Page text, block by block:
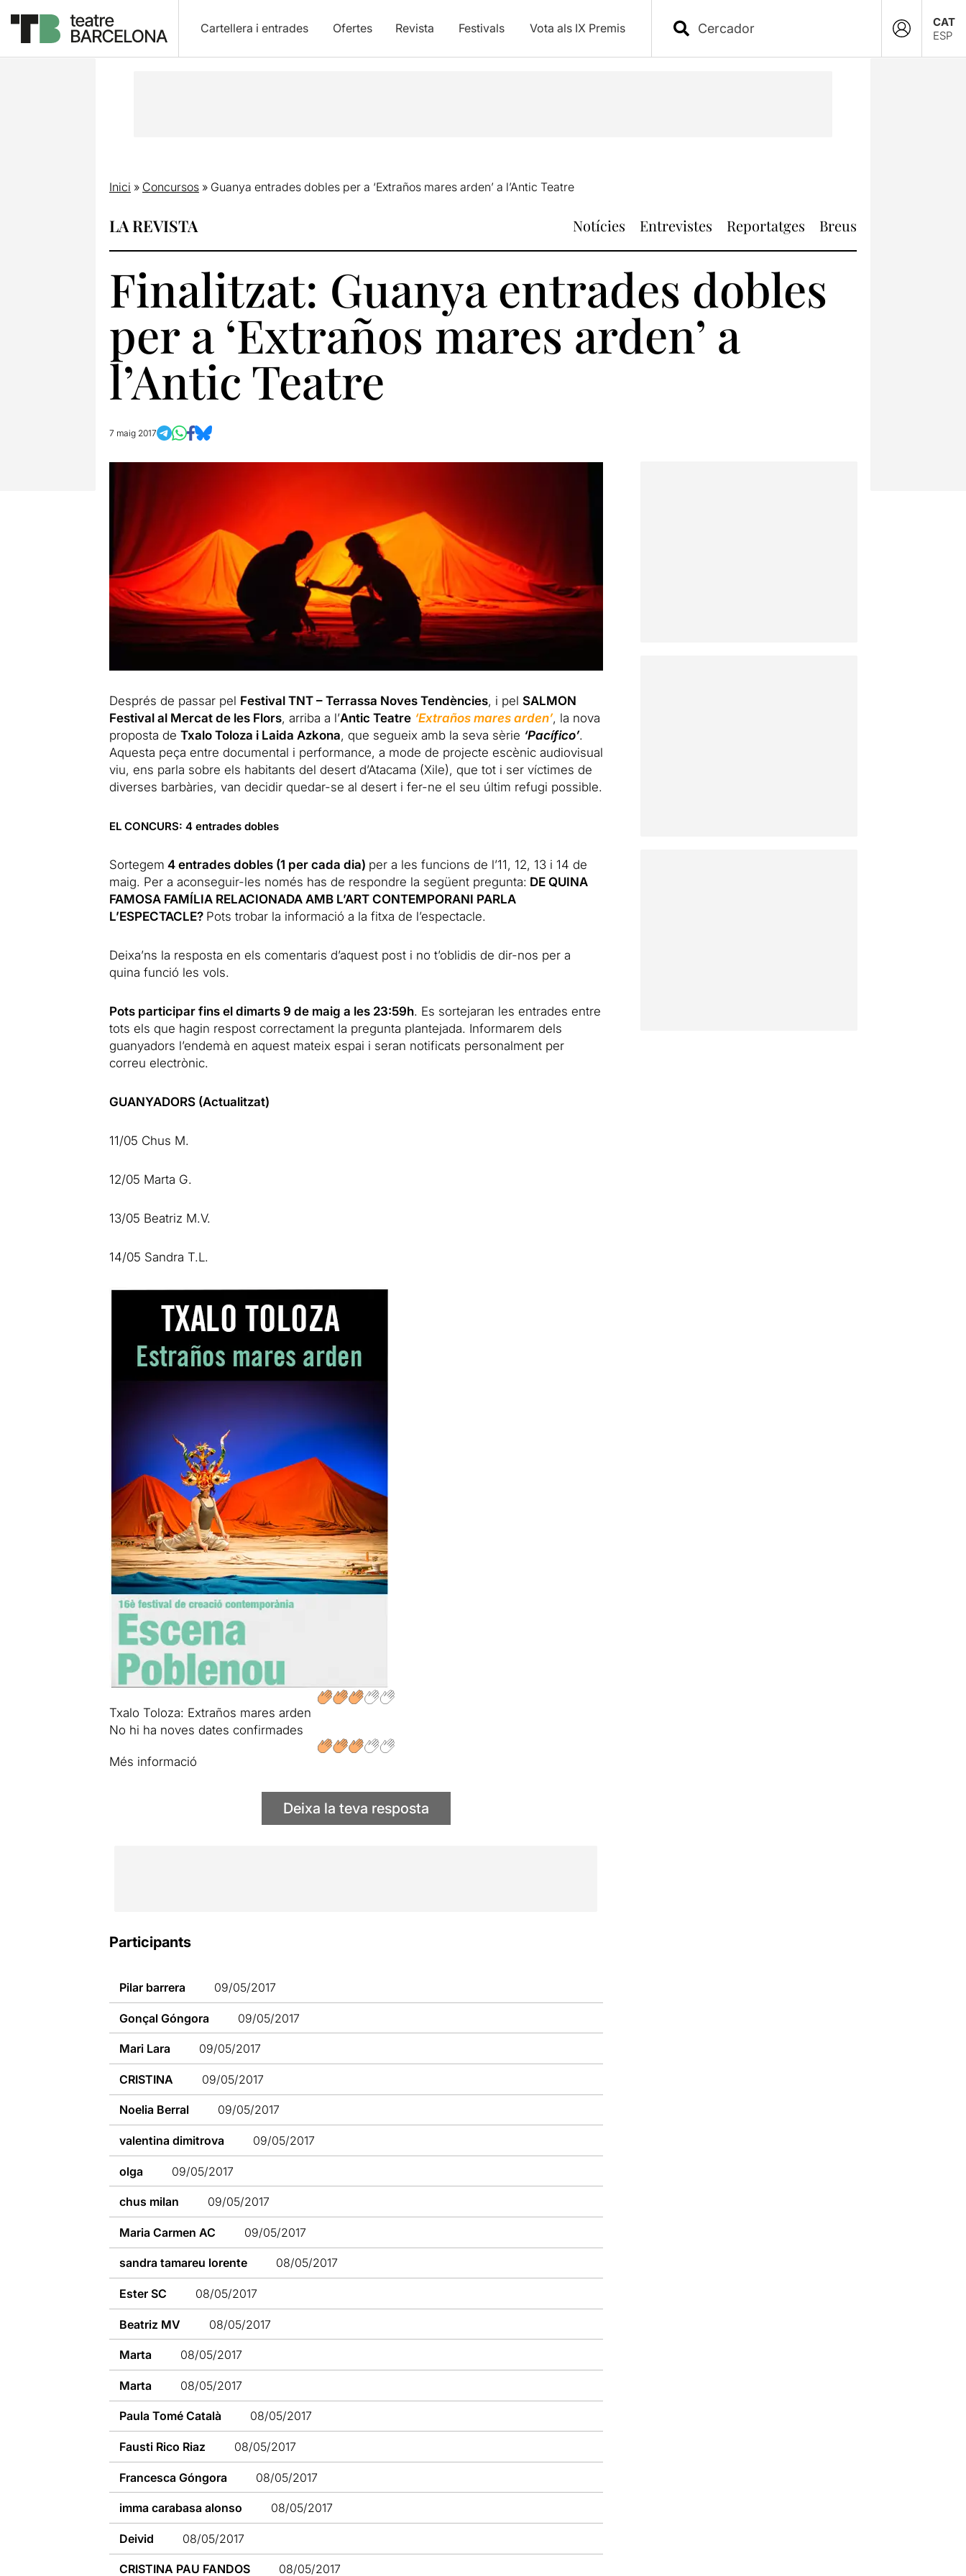
Cartellera i entrades Ofertes Revista Festivals Vota als IX Premis
CAT
ESP
Inici » Concursos» Guanya entrades dobles per a ‘Extraños mares arden’ a l’Antic Teatre
LA REVISTA Notícies Entrevistes Reportatges Breus
Finalitzat: Guanya entrades dobles
per a ‘Extraños mares arden’ a
l’Antic Teatre
7 maig 2017
Després de passar pel Festival TNT – Terrassa Noves Tendències, i pel SALMON
Festival al Mercat de les Flors, arriba a l’Antic Teatre ‘Extraños mares arden’, la nova
proposta de Txalo Toloza i Laida Azkona, que segueix amb la seva sèrie ‘Pacífico’.
Aquesta peça entre documental i performance, a mode de projecte escènic audiovisual
viu, ens parla sobre els habitants del desert d’Atacama (Xile), que tot i ser víctimes de
diverses barbàries, van decidir quedar-se al desert i fer-ne el seu últim refugi possible.
EL CONCURS: 4 entrades dobles
Sortegem 4 entrades dobles (1 per cada dia) per a les funcions de l’11, 12, 13 i 14 de
maig. Per a aconseguir-les només has de respondre la següent pregunta: DE QUINA
FAMOSA FAMÍLIA RELACIONADA AMB L’ART CONTEMPORANI PARLA
L’ESPECTACLE? Pots trobar la informació a la fitxa de l’espectacle.
Deixa’ns la resposta en els comentaris d’aquest post i no t’oblidis de dir-nos per a
quina funció les vols.
Pots participar fins el dimarts 9 de maig a les 23:59h. Es sortejaran les entrades entre
tots els que hagin respost correctament la pregunta plantejada. Informarem dels
guanyadors l’endemà en aquest mateix espai i seran notificats personalment per
correu electrònic.
GUANYADORS (Actualitzat)
11/05 Chus M.
12/05 Marta G.
13/05 Beatriz M.V.
14/05 Sandra T.L.
Txalo Toloza: Extraños mares arden
No hi ha noves dates confirmades
Més informació
Deixa la teva resposta
Participants
Pilar barrera 09/05/2017
Gonçal Góngora 09/05/2017
Mari Lara 09/05/2017
CRISTINA 09/05/2017
Noelia Berral 09/05/2017
valentina dimitrova 09/05/2017
olga 09/05/2017
chus milan 09/05/2017
Maria Carmen AC 09/05/2017
sandra tamareu lorente 08/05/2017
Ester SC 08/05/2017
Beatriz MV 08/05/2017
Marta 08/05/2017
Marta 08/05/2017
Paula Tomé Català 08/05/2017
Fausti Rico Riaz 08/05/2017
Francesca Góngora 08/05/2017
imma carabasa alonso 08/05/2017
Deivid 08/05/2017
CRISTINA PAU FANDOS 08/05/2017